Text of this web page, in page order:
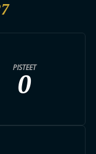
PISTEET
0